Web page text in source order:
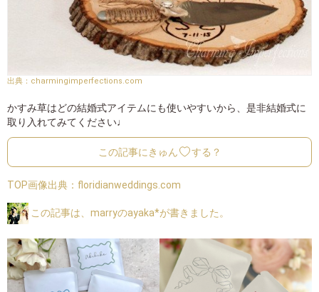
charmingimperfections.com
かすみ草はどの結婚式アイテムにも使いやすいから、是非結婚式に
取り入れてみてください♩
この記事にきゅん する？
TOP画像出典： floridianweddings.com
この記事は、marryのayaka*が書きました。